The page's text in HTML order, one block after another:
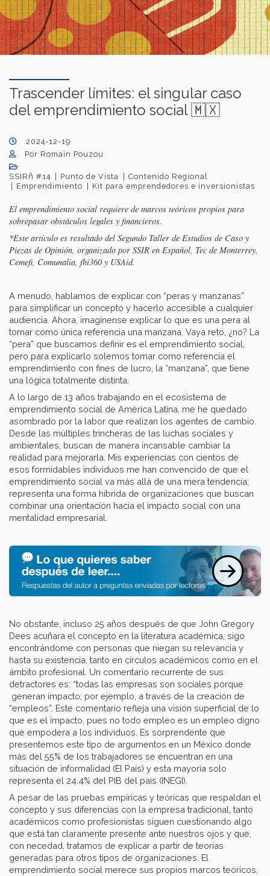
Trascender límites: el singular caso
del emprendimiento social 🇲🇽
2024-12-19
Por Romain Pouzou
SSIRñ #14 Punto de Vista
Contenido Regional
Emprendimiento
Kit para emprendedores e inversionistas
El emprendimiento social requiere de marcos teóricos propios para
sobrepasar obstáculos legales y financieros.
*Este artículo es resultado del Segundo Taller de Estudios de Caso y
Piezas de Opinión, organizado por SSIR en Español, Tec de Monterrey,
Cemefi, Comunalia, fhi360 y USAid.
A menudo, hablamos de explicar con “peras y manzanas”
para simplificar un concepto y hacerlo accesible a cualquier
audiencia. Ahora, imagínense explicar lo que es una pera al
tomar como única referencia una manzana. Vaya reto, ¿no? La
“pera” que buscamos definir es el emprendimiento social,
pero para explicarlo solemos tomar como referencia el
emprendimiento con fines de lucro, la “manzana”, que tiene
una lógica totalmente distinta.
A lo largo de 13 años trabajando en el ecosistema de
emprendimiento social de América Latina, me he quedado
asombrado por la labor que realizan los agentes de cambio.
Desde las múltiples trincheras de las luchas sociales y
ambientales, buscan de manera incansable cambiar la
realidad para mejorarla. Mis experiencias con cientos de
esos formidables individuos me han convencido de que el
emprendimiento social va más allá de una mera tendencia;
representa una forma híbrida de organizaciones que buscan
combinar una orientación hacia el impacto social con una
mentalidad empresarial.
No obstante, incluso 25 años después de que John Gregory
Dees acuñara el concepto en la literatura académica, sigo
encontrándome con personas que niegan su relevancia y
hasta su existencia, tanto en círculos académicos como en el
ámbito profesional. Un comentario recurrente de sus
detractores es: “todas las empresas son sociales porque
generan impacto; por ejemplo, a través de la creación de
“empleos”. Este comentario refleja una visión superficial de lo
que es el impacto, pues no todo empleo es un empleo digno
que empodera a los individuos. Es sorprendente que
presentemos este tipo de argumentos en un México donde
más del 55% de los trabajadores se encuentran en una
situación de informalidad (El País) y esta mayoría solo
representa el 24.4% del PIB del país (INEGI).
A pesar de las pruebas empíricas y teóricas que respaldan el
concepto y sus diferencias con la empresa tradicional, tanto
académicos como profesionistas siguen cuestionando algo
que está tan claramente presente ante nuestros ojos y que,
con necedad, tratamos de explicar a partir de teorías
generadas para otros tipos de organizaciones. El
emprendimiento social merece sus propios marcos teóricos,